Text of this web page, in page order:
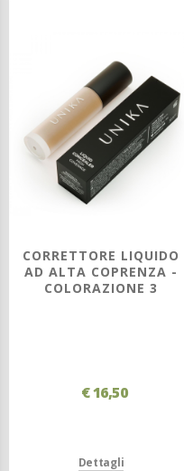
CORRETTORE LIQUIDO
AD ALTA COPRENZA -
COLORAZIONE 3
€ 16,50
Dettagli